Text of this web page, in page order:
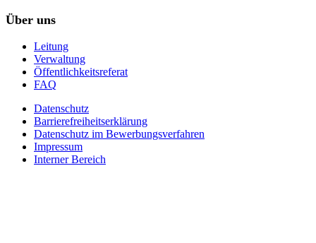
Über uns
Leitung
Verwaltung
Öffentlichkeitsreferat
FAQ
Datenschutz
Barrierefreiheitserklärung
Datenschutz im Bewerbungsverfahren
Impressum
Interner Bereich